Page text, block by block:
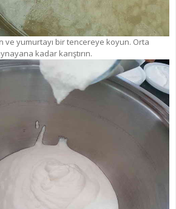
ve yumurtayı bir tencereye koyun. Orta
kadar karıştırın.